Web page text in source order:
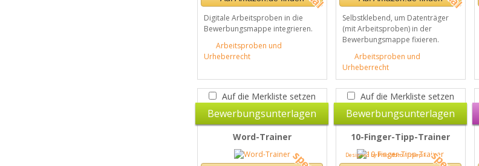
Digitale Arbeitsproben in die
Bewerbungsmappe integrieren.
Arbeitsproben und
Urheberrecht
Selbstklebend, um Datenträger
(mit Arbeitsproben) in der
Bewerbungsmappe fixieren.
Arbeitsproben und
Urheberrecht
Auf die Merkliste setzen
Bewerbungsunterlagen
Word-Trainer
Auf die Merkliste setzen
Bewerbungsunterlagen
10-Finger-Tipp-Trainer
Designed by Pressfoto / Freepik